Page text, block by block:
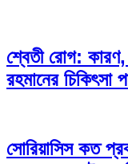
শ্বেতী রোগ: কারণ,
রহমানের চিকিৎসা
সোরিয়াসিস কত